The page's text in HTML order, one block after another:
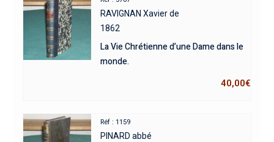
RAVIGNAN Xavier de
1862
La Vie Chrétienne d’une Dame dans le
monde.
40,00€
Réf : 1159
PINARD abbé